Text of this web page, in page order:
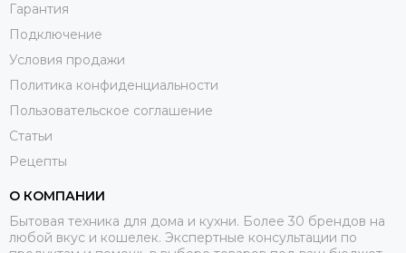
Гарантия
Подключение
Условия продажи
Политика конфиденциальности
Пользовательское соглашение
Статьи
Рецепты
О КОМПАНИИ
Бытовая техника для дома и кухни. Более 30 брендов на
любой вкус и кошелек. Экспертные консультации по